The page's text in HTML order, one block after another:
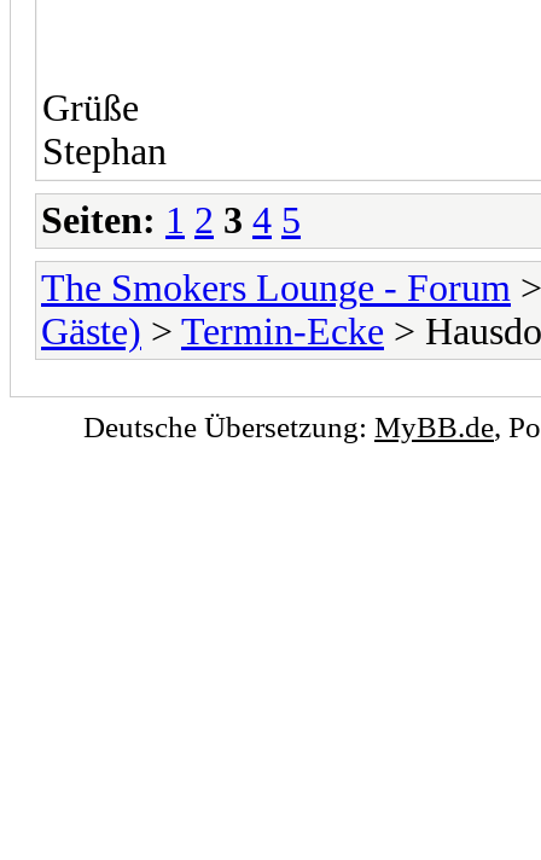
Grüße
Stephan
Seiten: 1 2 3 4 5
The Smokers Lounge - Forum
Gäste) > Termin-Ecke >
Deutsche Übersetzung: MyBB.de,